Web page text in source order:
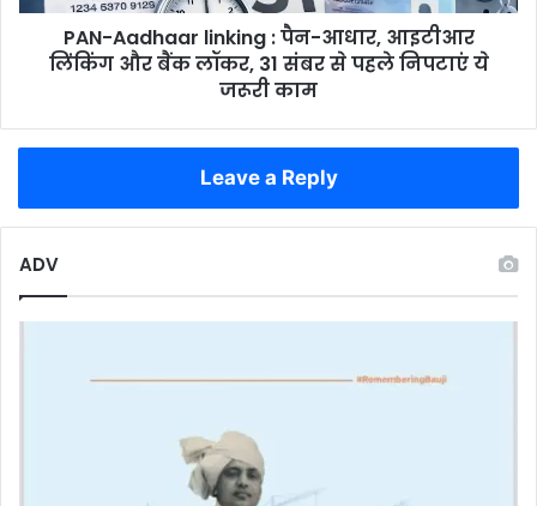
और
लॉकर,
से
ये
काम
PAN-Aadhaar linking : पैन-आधार, आइटीआर
लिंकिंग और बैंक लॉकर, 31 संबर से पहले निपटाएं ये
जरूरी काम
Leave a Reply
ADV